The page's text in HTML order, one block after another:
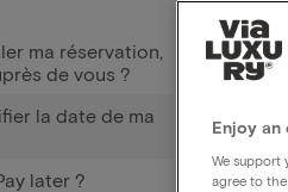
ma réservation,
de vous ?
la date de ma
later ?
Enjoy an
We support
agree to